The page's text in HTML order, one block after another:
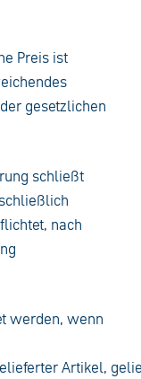
Preis ist
gesetzlichen
schließt
nach
werden, wenn
Artikel,